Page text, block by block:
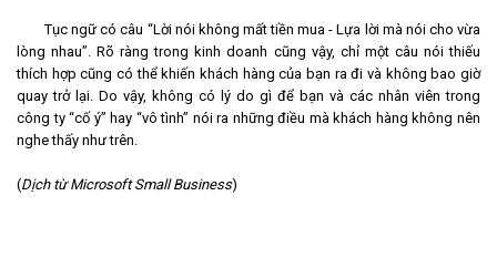
Tục ngữ có câu “Lời nói không mất tiền mua - Lựa lời mà nói cho vừa
lòng nhau”. Rõ ràng trong kinh doanh cũng vậy, chỉ một câu nói thiếu
thích hợp cũng có thể khiến khách hàng của bạn ra đi và không bao giờ
quay trở lại. Do vậy, không có lý do gì để bạn và các nhân viên trong
công ty “cố ý” hay “vô tình” nói ra những điều mà khách hàng không nên
nghe thấy như trên.
(Dịch từ Microsoft Small Business)